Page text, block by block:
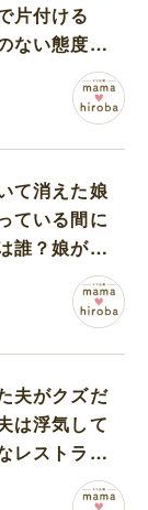
片付ける
ない態度に
て消えた娘
ている間に
誰？娘が戻
安になる
夫がクズだ
は浮気して
レストラン